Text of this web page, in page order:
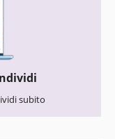
subito